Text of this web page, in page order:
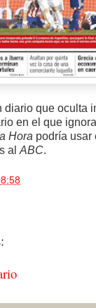
diario que oculta
en el que
Hora podría usar
al ABC.